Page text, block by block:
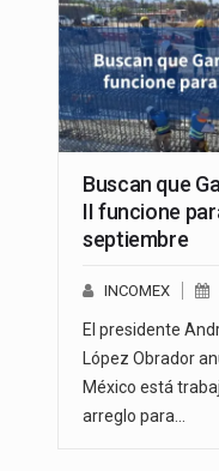
Buscan que
II funcione
septiembre
INCOMEX
El presidente
López Obrador
México está
arreglo para…